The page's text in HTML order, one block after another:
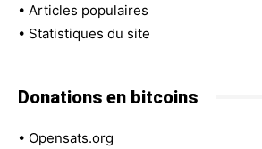
• Articles populaires
• Statistiques du site
Donations en bitcoins
• Opensats.org